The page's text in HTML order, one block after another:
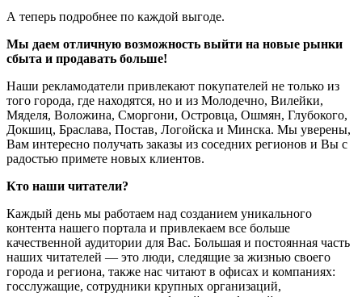
А теперь подробнее по каждой выгоде.
Мы даем отличную возможность выйти на новые рынки
сбыта и продавать больше!
Наши рекламодатели привлекают покупателей не только из
того города, где находятся, но и из Молодечно, Вилейки,
Мяделя, Воложина, Сморгони, Островца, Ошмян, Глубокого,
Докшиц, Браслава, Постав, Логойска и Минска. Мы уверены,
Вам интересно получать заказы из соседних регионов и Вы с
радостью примете новых клиентов.
Кто наши читатели?
Каждый день мы работаем над созданием уникального
контента нашего портала и привлекаем все больше
качественной аудитории для Вас. Большая и постоянная часть
наших читателей — это люди, следящие за жизнью своего
города и региона, также нас читают в офисах и компаниях:
госслужащие, сотрудники крупных организаций,